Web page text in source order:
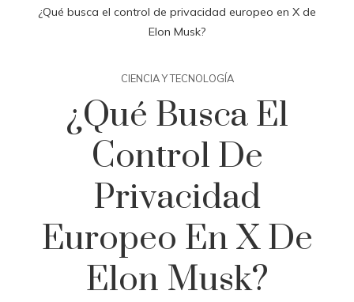
¿Qué busca el control de privacidad europeo en X de
Elon Musk?
CIENCIA Y TECNOLOGÍA
¿Qué Busca El
Control De
Privacidad
Europeo En X De
Elon Musk?